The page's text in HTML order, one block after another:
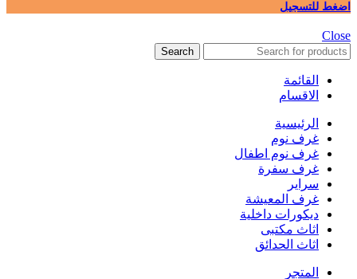
اضغط للتسجيل
Close
Search
القائمة
الاقسام
الرئيسية
غرف نوم
غرف نوم اطفال
غرف سفرة
سراير
غرف المعيشة
ديكورات داخلية
اثاث مكتبى
اثاث الحدائق
المتجر